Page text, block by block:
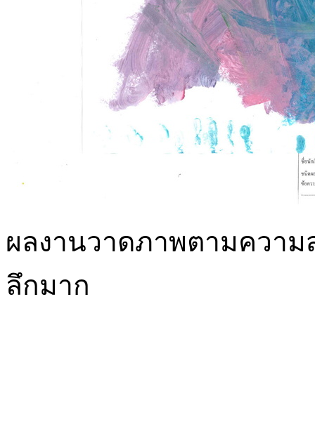
ผลงานวาดภาพตามความ
ลึกมาก